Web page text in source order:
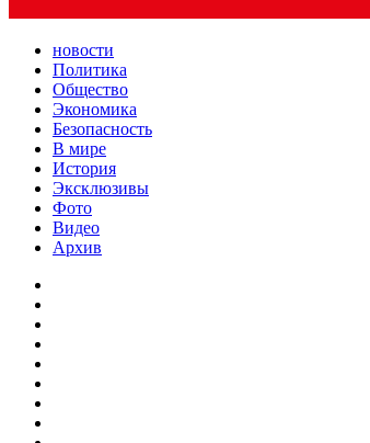
новости
Политика
Общество
Экономика
Безопасность
В мире
История
Эксклюзивы
Фото
Видео
Архив